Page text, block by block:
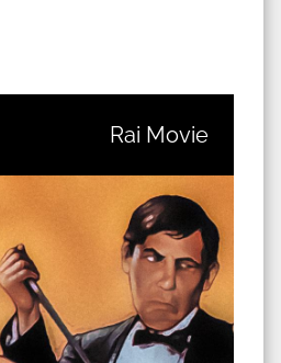
Rai Movie